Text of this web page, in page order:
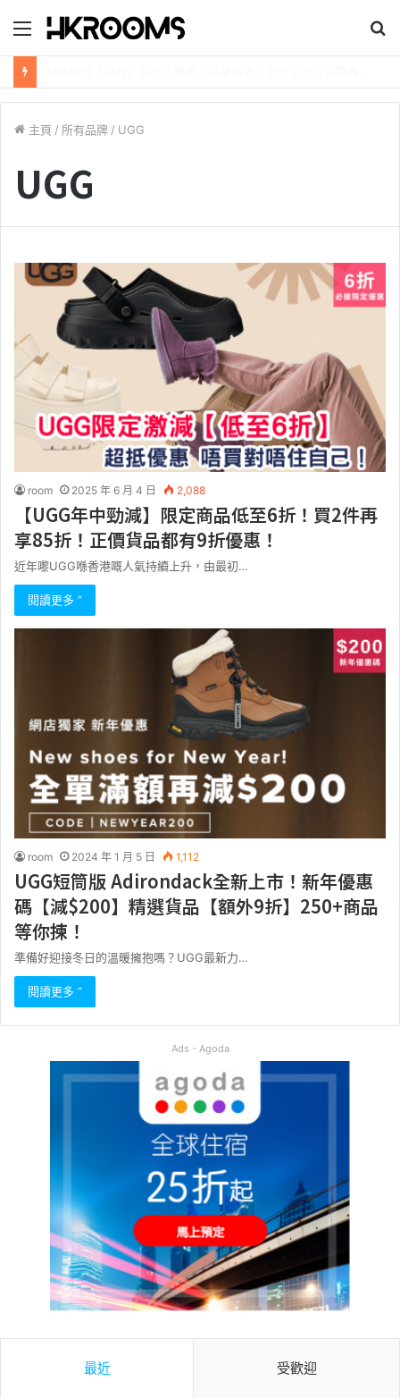
錄
尋
主頁 / 所有品牌 / UGG
UGG
room 2025 年 6 月 4 日 2,088
【UGG年中勁減】限定商品低至6折！買2件再
享85折！正價貨品都有9折優惠！
近年嚟UGG喺香港嘅人氣持續上升，由最初…
閱讀更多 ”
room 2024 年 1 月 5 日 1,112
UGG短筒版 Adirondack全新上市！新年優惠
碼【減$200】精選貨品【額外9折】250+商品
等你揀！
準備好迎接冬日的溫暖擁抱嗎？UGG最新力…
閱讀更多 ”
Ads - Agoda
最近 受歡迎